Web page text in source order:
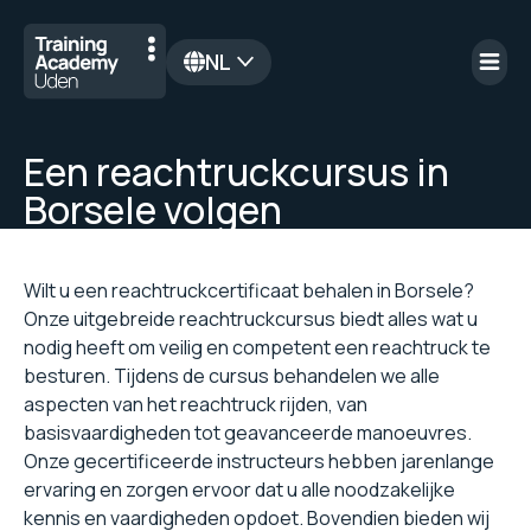
NL
Een reachtruckcursus in
Borsele volgen
Wilt u een reachtruckcertificaat behalen in Borsele?
Onze uitgebreide reachtruckcursus biedt alles wat u
nodig heeft om veilig en competent een reachtruck te
besturen. Tijdens de cursus behandelen we alle
aspecten van het reachtruck rijden, van
basisvaardigheden tot geavanceerde manoeuvres.
Onze gecertificeerde instructeurs hebben jarenlange
ervaring en zorgen ervoor dat u alle noodzakelijke
kennis en vaardigheden opdoet. Bovendien bieden wij